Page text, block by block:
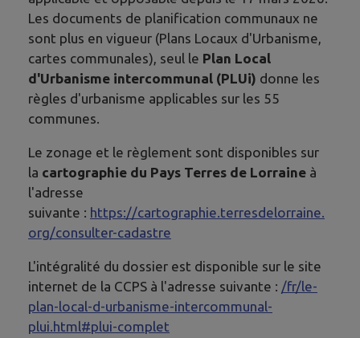
Les documents de planification communaux ne
sont plus en vigueur (Plans Locaux d'Urbanisme,
cartes communales), seul le Plan Local
d'Urbanisme intercommunal (PLUi) donne les
règles d'urbanisme applicables sur les 55
communes.
Le zonage et le règlement sont disponibles sur
la cartographie du Pays Terres de Lorraine à
l'adresse
suivante : https://cartographie.terresdelorraine.
org/consulter-cadastre
L'intégralité du dossier est disponible sur le site
internet de la CCPS à l'adresse suivante : /fr/le-
plan-local-d-urbanisme-intercommunal-
plui.html#plui-complet